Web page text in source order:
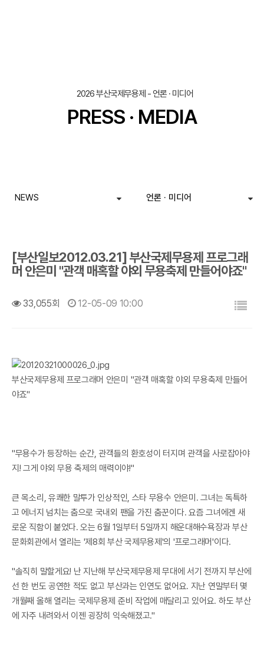
2026 부산국제무용제 - 언론 · 미디어
PRESS · MEDIA
NEWS 언론 · 미디어
[부산일보2012.03.21] 부산국제무용제 프로그래
머 안은미 "관객 매혹할 야외 무용축제 만들어야죠"
33,055회 12-05-09 10:00
부산국제무용제 프로그래머 안은미 "관객 매혹할 야외 무용축제 만들어
야죠"
"무용수가 등장하는 순간, 관객들의 환호성이 터지며 관객을 사로잡아야
지! 그게 야외 무용 축제의 매력이야!"
큰 목소리, 유쾌한 말투가 인상적인, 스타 무용수 안은미. 그녀는 독특하
고 에너지 넘치는 춤으로 국내외 팬을 가진 춤꾼이다. 요즘 그녀에겐 새
로운 직함이 붙었다. 오는 6월 1일부터 5일까지 해운대해수욕장과 부산
문화회관에서 열리는 '제8회 부산 국제무용제'의 '프로그래머'이다.
"솔직히 말할게요! 난 지난해 부산국제무용제 무대에 서기 전까지 부산에
선 한 번도 공연한 적도 없고 부산과는 인연도 없어요. 지난 연말부터 몇
개월째 올해 열리는 국제무용제 준비 작업에 매달리고 있어요. 하도 부산
에 자주 내려와서 이젠 굉장히 익숙해졌고."